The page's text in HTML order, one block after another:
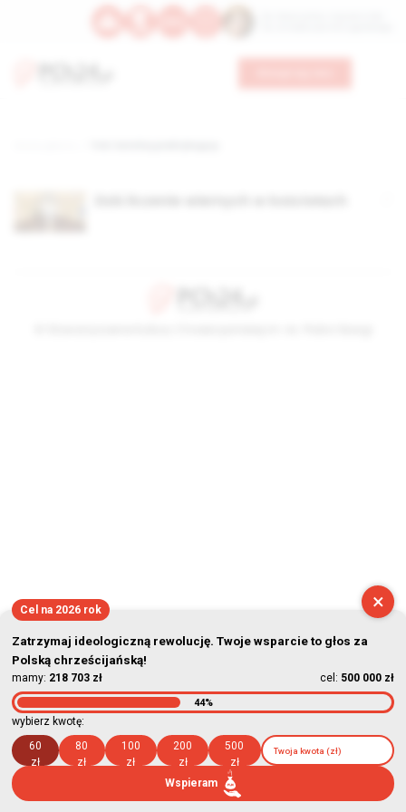
×
Cel na 2026 rok
Zatrzymaj ideologiczną rewolucję. Twoje wsparcie to głos za
Polską chrześcijańską!
mamy: 218 703 zł cel: 500 000 zł
44%
wybierz kwotę:
60
zł
80
zł
100
zł
200
zł
500
zł
Wspieram